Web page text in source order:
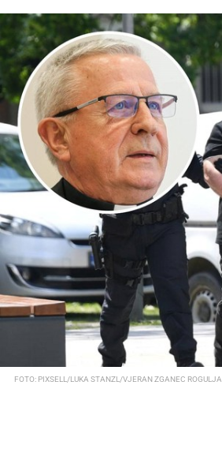
FOTO: PIXSELL/LUKA STANZL/VJERAN ZGANEC ROGULJA